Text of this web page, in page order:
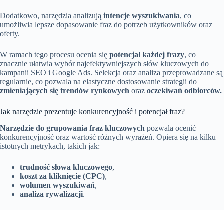
Dodatkowo, narzędzia analizują intencje wyszukiwania, co
umożliwia lepsze dopasowanie fraz do potrzeb użytkowników oraz
oferty.
W ramach tego procesu ocenia się potencjał każdej frazy, co
znacznie ułatwia wybór najefektywniejszych słów kluczowych do
kampanii SEO i Google Ads. Selekcja oraz analiza przeprowadzane są
regularnie, co pozwala na elastyczne dostosowanie strategii do
zmieniających się trendów rynkowych oraz oczekiwań odbiorców.
Jak narzędzie prezentuje konkurencyjność i potencjał fraz?
Narzędzie do grupowania fraz kluczowych pozwala ocenić
konkurencyjność oraz wartość różnych wyrażeń. Opiera się na kilku
istotnych metrykach, takich jak:
trudność słowa kluczowego,
koszt za kliknięcie (CPC),
wolumen wyszukiwań,
analiza rywalizacji.